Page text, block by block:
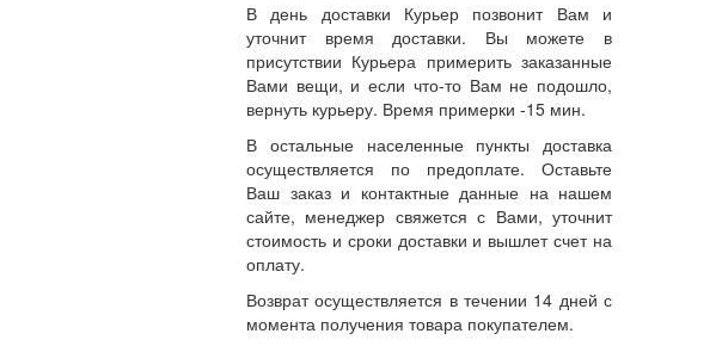
В день доставки Курьер позвонит Вам и
уточнит время доставки. Вы можете в
присутствии Курьера примерить заказанные
Вами вещи, и если что-то Вам не подошло,
вернуть курьеру. Время примерки -15 мин.
В остальные населенные пункты доставка
осуществляется по предоплате. Оставьте
Ваш заказ и контактные данные на нашем
сайте, менеджер свяжется с Вами, уточнит
стоимость и сроки доставки и вышлет счет на
оплату.
Возврат осуществляется в течении 14 дней с
момента получения товара покупателем.